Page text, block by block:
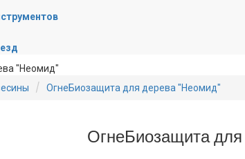
"Неомид"
ОгнеБиозащита для дерева "Неомид"
ОгнеБиозащита